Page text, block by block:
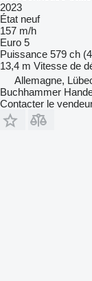
2023
État neuf
157 m/h
Euro 5
Puissance 579 ch
13,4 m Vitesse de
Allemagne,
Buchhammer
Contacter le